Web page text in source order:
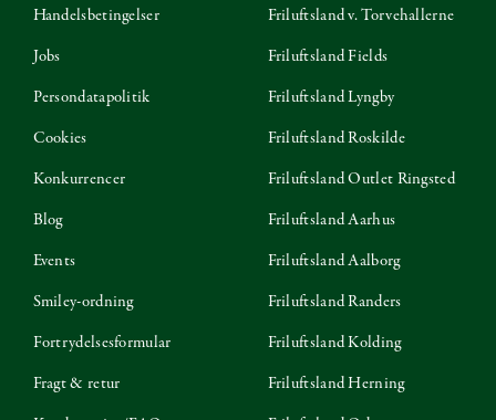
Handelsbetingelser
Jobs
Persondatapolitik
Cookies
Konkurrencer
Blog
Events
Smiley-ordning
Fortrydelsesformular
Fragt & retur
Friluftsland v. Torvehallerne
Friluftsland Fields
Friluftsland Lyngby
Friluftsland Roskilde
Friluftsland Outlet Ringsted
Friluftsland Aarhus
Friluftsland Aalborg
Friluftsland Randers
Friluftsland Kolding
Friluftsland Herning